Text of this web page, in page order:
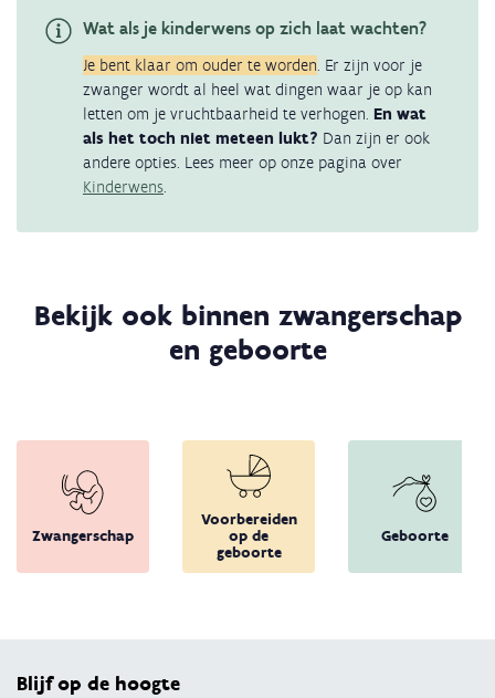
Wat als je kinderwens op zich laat wachten?
Je bent klaar om ouder te worden. Er zijn voor je
zwanger wordt al heel wat dingen waar je op kan
letten om je vruchtbaarheid te verhogen. En wat
als het toch niet meteen lukt? Dan zijn er ook
andere opties. Lees meer op onze pagina over
Kinderwens.
Bekijk ook binnen zwangerschap
en geboorte
Zwangerschap
Voorbereiden
op de
geboorte
Geboorte
Blijf op de hoogte